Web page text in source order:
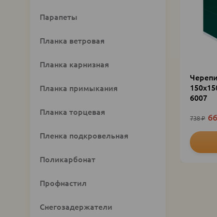
Парапеты
Планка ветровая
Планка карнизная
Планка примыкания
Планка торцевая
Пленка подкровельная
Поликарбонат
Профнастил
Снегозадержатели
6007
738 ₽